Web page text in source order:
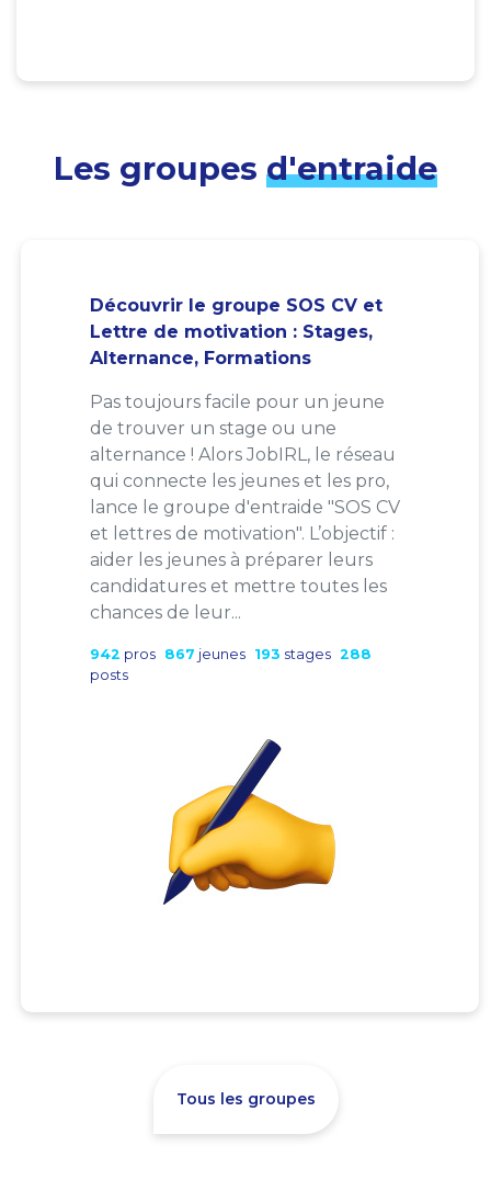
Les groupes d'entraide
Découvrir le groupe SOS CV et
Lettre de motivation : Stages,
Alternance, Formations
Pas toujours facile pour un jeune
de trouver un stage ou une
alternance ! Alors JobIRL, le réseau
qui connecte les jeunes et les pro,
lance le groupe d'entraide "SOS CV
et lettres de motivation". L’objectif :
aider les jeunes à préparer leurs
candidatures et mettre toutes les
chances de leur...
942 pros 867 jeunes 193 stages 288
posts
Tous les groupes